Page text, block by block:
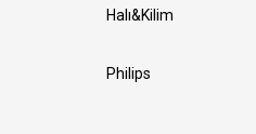
Halı&Kilim
Philips